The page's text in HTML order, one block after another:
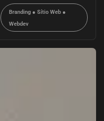
Branding● Sítio Web●
Webdev